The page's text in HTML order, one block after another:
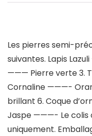
Les pierres semi-
suivantes. Lapis
——— Pierre verte 3.
Cornaline ———-
brillant 6. Coque
Jaspe ———- Le colis
uniquement.